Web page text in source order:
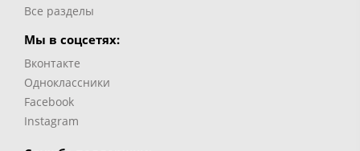
Все разделы
Мы в соцсетях:
Вконтакте
Одноклассники
Facebook
Instagram